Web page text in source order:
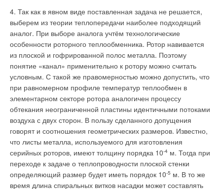
4. Так как в явном виде поставленная задача не решается,
выберем из теории теплопередачи наиболее подходящий
аналог. При выборе аналога учтём технологические
особенности роторного теплообменника. Ротор навивается
из плоской и гофрированной полос металла. Поэтому
понятие «канал» применительно к ротору можно считать
условным. С такой же правомерностью можно допустить, что
при равномерном профиле температур теплообмен в
элементарном секторе ротора аналогичен процессу
обтекания неограниченной пластины идентичными потоками
воздуха с двух сторон. В пользу сделанного допущения
говорят и соотношения геометрических размеров. Известно,
что листы металла, используемого для изготовления
серийных роторов, имеют толщину порядка 10-4 м. Тогда при
переходе к задаче о теплопроводности плоской стенки
определяющий размер будет иметь порядок 10-5 м. В то же
время длина спиральных витков насадки может составлять
канальные с круглым корпусом с двигателем с внешним ротором и
выполненные по схеме «свободное колесо». Первых выпускают в
Европе и Китае очень много и цены у них низкие. Основные объемы
продаж, скорее всего, приходятся на них. Это технологичный дешевый
«ширпотреб», но организовать такую технологию дорого и в наших
условиях, маловероятно да и несвоевременно. Наверное, надо искать
другие технические решения. Вентиляторы по схеме «свободное
колесо» гораздо эффективнее, сложнее и дороже. Их доля на рынке
существенно меньше первых, но именно их освоение представляет
интерес.
По третьему абзацу: Хотелось бы получить у автора уточнение: откуда
у автора информация о начале отечественного производства
лаборатории МОВЕНа и мы начали изучение появившихся на рынке
круглых канальных вентиляторов фирмы Kanal Flakt (сегодня System
Air). Делали собственные образцы и испытывали их. Первые
канальные вентиляторы с квадратным корпусом ООО «ИННОВЕНТ»
выпустило в 1998 г. (прошу не считать это рекламой). Аналогичных
зарубежных вентиляторов в нашей стране тогда ещё не было, они
появились позднее. Очень трудно было выводить их на рынок,
поскольку никто не понимал, что это такое и как их применять (в
частности, уже в начале 2000-ных, и представители «ВЕЗЫ» не
понимали, зачем мы используем схему со свободным колесом в
приточных установках).
По седьмому абзацу: Вентиляторы по схеме «свободное колесо»
развиваются в направлении повышения КПД. Поэтому в них